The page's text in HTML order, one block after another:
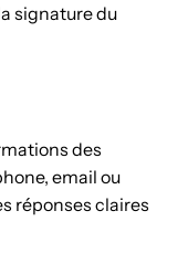
signature du
des
email ou
réponses claires